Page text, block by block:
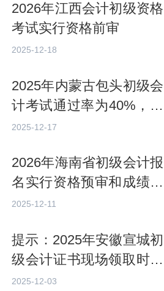
2026年江西会计初级资格
考试实行资格前审
2025-12-18
2025年内蒙古包头初级会
计考试通过率为40%，取
得证书人员有1614人
2025-12-17
2026年海南省初级会计报
名实行资格预审和成绩合
格考生资格复核
2025-12-11
提示：2025年安徽宣城初
级会计证书现场领取时间
为12月1日至15日
2025-12-03